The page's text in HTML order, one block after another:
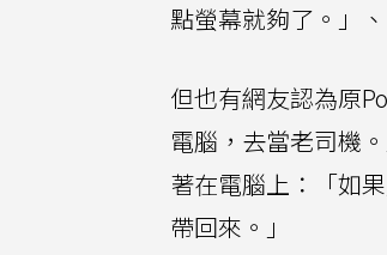
點螢幕就夠了。」
但也有網友認為原
電腦，去當老司機
著在電腦上：「如
帶回來。」